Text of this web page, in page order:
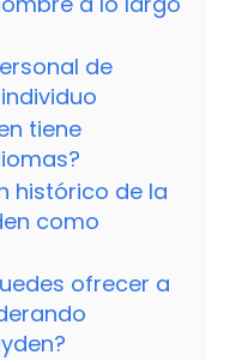
de
tiene
histórico de la
como
ofrecer a